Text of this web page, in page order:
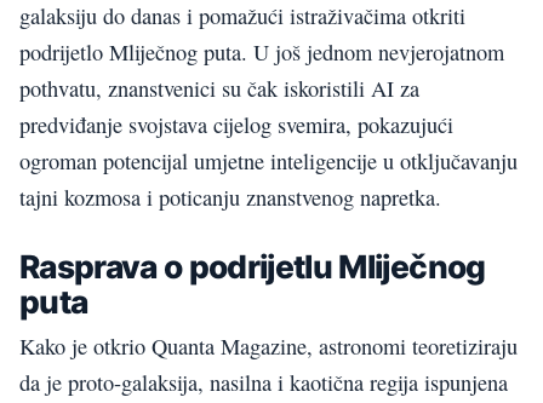
galaksiju do danas i pomažući istraživačima otkriti
podrijetlo Mliječnog puta. U još jednom nevjerojatnom
pothvatu, znanstvenici su čak iskoristili AI za
predviđanje svojstava cijelog svemira, pokazujući
ogroman potencijal umjetne inteligencije u otključavanju
tajni kozmosa i poticanju znanstvenog napretka.
Rasprava o podrijetlu Mliječnog
puta
Kako je otkrio Quanta Magazine, astronomi teoretiziraju
da je proto-galaksija, nasilna i kaotična regija ispunjena